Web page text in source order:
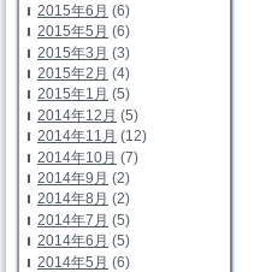
2015年6月 (6)
2015年5月 (6)
2015年3月 (3)
2015年2月 (4)
2015年1月 (5)
2014年12月 (5)
2014年11月 (12)
2014年10月 (7)
2014年9月 (2)
2014年8月 (2)
2014年7月 (5)
2014年6月 (5)
2014年5月 (6)